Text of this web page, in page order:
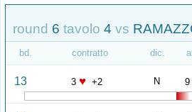
round 6 tavolo 4 vs
bd. contratto dic.
13 3 ♥ +2 N 9